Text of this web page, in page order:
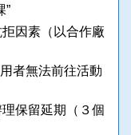
”
因素（以合作廠
者無法前往活動
保留延期（３個